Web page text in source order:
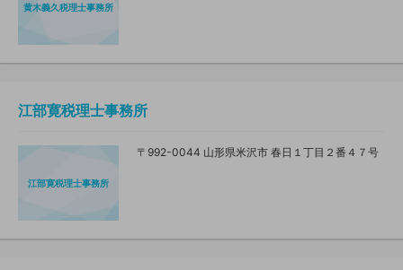
黄木義久税理士事務所
江部寛税理士事務所
江部寛税理士事務所
〒992-0044 山形県米沢市 春日１丁目２番４７号